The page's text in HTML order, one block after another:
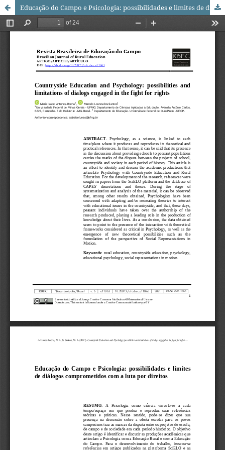
Educação do Campo e Psicologia: possibilidades e limites de diálogos comprometidos com a luta por direitos